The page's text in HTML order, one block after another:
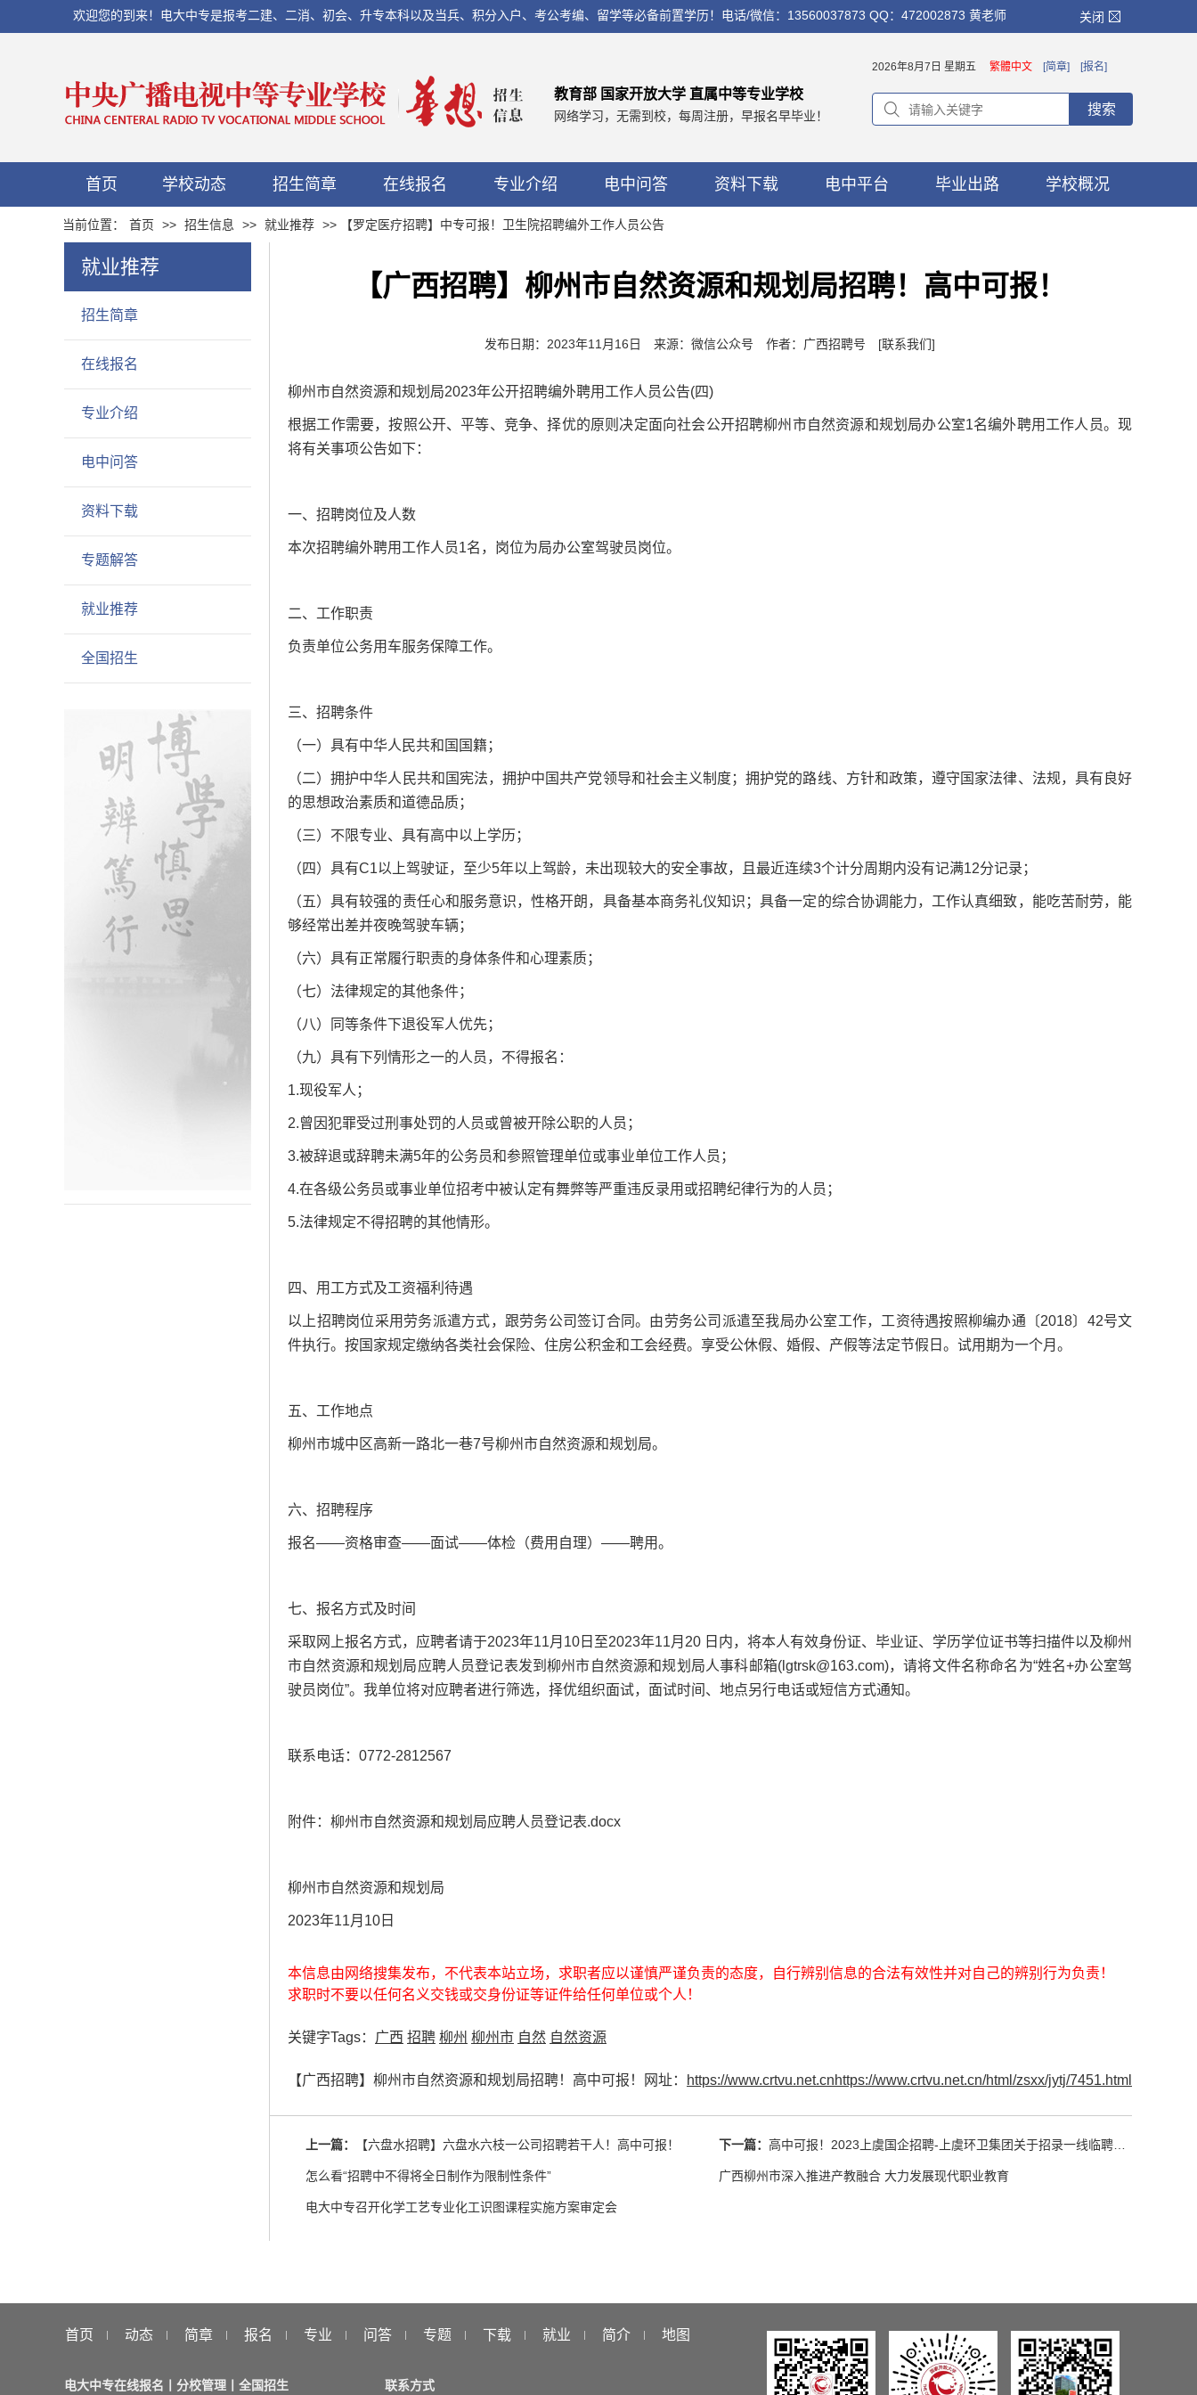
欢迎您的到来！电大中专是报考二建、二消、初会、升专本科以及当兵、积分入户、考公考编、留学等必备前置学历！电话/微信：13560037873 QQ：472002873 黄老师 关闭
教育部 国家开放大学 直属中等专业学校
网络学习，无需到校，每周注册，早报名早毕业！
2026年8月7日 星期五 繁體中文 [简章] [报名]
搜索
首页 学校动态 招生简章 在线报名 专业介绍 电中问答 资料下载 电中平台 毕业出路 学校概况
当前位置： 首页 >> 招生信息 >> 就业推荐 >> 【罗定医疗招聘】中专可报！卫生院招聘编外工作人员公告
就业推荐
招生简章
在线报名
专业介绍
电中问答
资料下载
专题解答
就业推荐
全国招生
【广西招聘】柳州市自然资源和规划局招聘！高中可报！
发布日期：2023年11月16日 来源：微信公众号 作者：广西招聘号 [联系我们]
柳州市自然资源和规划局2023年公开招聘编外聘用工作人员公告(四)
根据工作需要，按照公开、平等、竞争、择优的原则决定面向社会公开招聘柳州市自然资源和规划局办公室1名编外聘用工作人员。现
将有关事项公告如下：
一、招聘岗位及人数
本次招聘编外聘用工作人员1名，岗位为局办公室驾驶员岗位。
二、工作职责
负责单位公务用车服务保障工作。
三、招聘条件
（一）具有中华人民共和国国籍；
（二）拥护中华人民共和国宪法，拥护中国共产党领导和社会主义制度；拥护党的路线、方针和政策，遵守国家法律、法规，具有良好
的思想政治素质和道德品质；
（三）不限专业、具有高中以上学历；
（四）具有C1以上驾驶证，至少5年以上驾龄，未出现较大的安全事故，且最近连续3个计分周期内没有记满12分记录；
（五）具有较强的责任心和服务意识，性格开朗，具备基本商务礼仪知识；具备一定的综合协调能力，工作认真细致，能吃苦耐劳，能
够经常出差并夜晚驾驶车辆；
（六）具有正常履行职责的身体条件和心理素质；
（七）法律规定的其他条件；
（八）同等条件下退役军人优先；
（九）具有下列情形之一的人员，不得报名：
1.现役军人；
2.曾因犯罪受过刑事处罚的人员或曾被开除公职的人员；
3.被辞退或辞聘未满5年的公务员和参照管理单位或事业单位工作人员；
4.在各级公务员或事业单位招考中被认定有舞弊等严重违反录用或招聘纪律行为的人员；
5.法律规定不得招聘的其他情形。
四、用工方式及工资福利待遇
以上招聘岗位采用劳务派遣方式，跟劳务公司签订合同。由劳务公司派遣至我局办公室工作，工资待遇按照柳编办通〔2018〕42号文
件执行。按国家规定缴纳各类社会保险、住房公积金和工会经费。享受公休假、婚假、产假等法定节假日。试用期为一个月。
五、工作地点
柳州市城中区高新一路北一巷7号柳州市自然资源和规划局。
六、招聘程序
报名——资格审查——面试——体检（费用自理）——聘用。
七、报名方式及时间
采取网上报名方式，应聘者请于2023年11月10日至2023年11月20 日内，将本人有效身份证、毕业证、学历学位证书等扫描件以及柳州
市自然资源和规划局应聘人员登记表发到柳州市自然资源和规划局人事科邮箱(lgtrsk@163.com)，请将文件名称命名为“姓名+办公室驾
驶员岗位”。我单位将对应聘者进行筛选，择优组织面试，面试时间、地点另行电话或短信方式通知。
联系电话：0772-2812567
附件：柳州市自然资源和规划局应聘人员登记表.docx
柳州市自然资源和规划局
2023年11月10日
本信息由网络搜集发布，不代表本站立场，求职者应以谨慎严谨负责的态度，自行辨别信息的合法有效性并对自己的辨别行为负责！
求职时不要以任何名义交钱或交身份证等证件给任何单位或个人！
关键字Tags： 广西 招聘 柳州 柳州市 自然 自然资源
【广西招聘】柳州市自然资源和规划局招聘！高中可报！网址： https://www.crtvu.net.cnhttps://www.crtvu.net.cn/html/zsxx/jytj/7451.html
上一篇： 【六盘水招聘】六盘水六枝一公司招聘若干人！高中可报！ 下一篇： 高中可报！2023上虞国企招聘-上虞环卫集团关于招录一线临聘职工
怎么看“招聘中不得将全日制作为限制性条件” 广西柳州市深入推进产教融合 大力发展现代职业教育
电大中专召开化学工艺专业化工识图课程实施方案审定会
首页 动态 简章 报名 专业 问答 专题 下载 就业 简介 地图
电大中专在线报名丨分校管理丨全国招生 联系方式